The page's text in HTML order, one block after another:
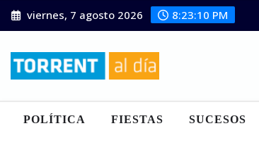
Saltar
al
viernes, 7 agosto 2026 8:23:12 PM
POLÍTICA FIESTAS SUCESOS